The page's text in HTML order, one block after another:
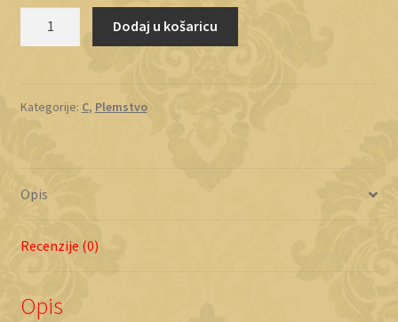
Dodaj u košaricu
Kategorije: C, Plemstvo
Opis
Recenzije (0)
Opis